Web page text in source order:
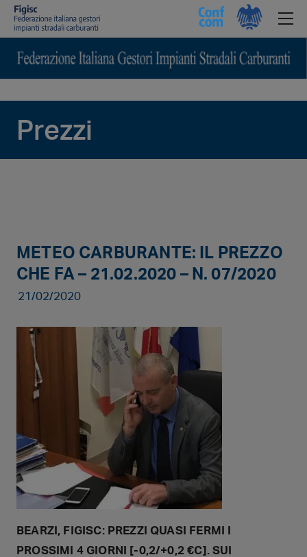
METEO CARBURANTE: IL PREZZO
CHE FA – 21.02.2020 – N. 07/2020
Prezzi
21/02/2020
BEARZI, FIGISC: PREZZI QUASI FERMI I
PROSSIMI 4 GIORNI [-0,2/+0,2 €C]. SUI